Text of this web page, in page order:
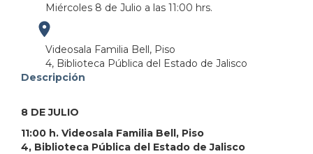
Miércoles 8 de Julio a las 11:00 hrs.
Videosala Familia Bell, Piso
4, Biblioteca Pública del Estado de Jalisco
Descripción
8 DE JULIO
11:00 h. Videosala Familia Bell, Piso
4, Biblioteca Pública del Estado de Jalisco